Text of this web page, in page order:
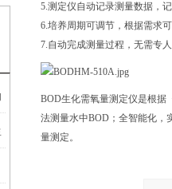
5.测定仪自动记录测量数据，
6.培养周期可调节，根据需求
7.自动完成测量过程，无需专
BOD生化需氧量测定仪是根据
法测量水中BOD；全智能化，
量测定。